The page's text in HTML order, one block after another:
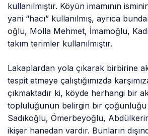
kullanılmıştır. Köyün imamının
yani “hacı” kullanılmış, ayrıca
oğlu, Molla Mehmet, İmamoğlu,
takım terimler kullanılmıştır.
Lakaplardan yola çıkarak birbirine
tespit etmeye çalıştığımızda
çıkmaktadır ki, köyde herhangi bir
topluluğunun belirgin bir çoğunluğu
Sadıkoğlu, Ömerbeyoğlu,
ikişer hanedan vardır. Bunların